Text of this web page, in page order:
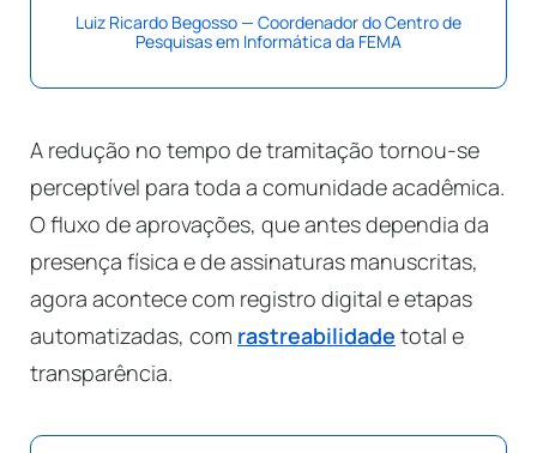
Luiz Ricardo Begosso — Coordenador do Centro de
Pesquisas em Informática da FEMA
A redução no tempo de tramitação tornou-se
perceptível para toda a comunidade acadêmica.
O fluxo de aprovações, que antes dependia da
presença física e de assinaturas manuscritas,
agora acontece com registro digital e etapas
automatizadas, com rastreabilidade total e
transparência.